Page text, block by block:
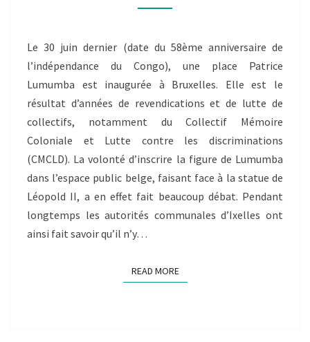
EN
BELGIQUE
AUTOUR
LA
(DÉ)COLONISATION
DU
CONGO
Le 30 juin dernier (date du 58ème anniversaire de
l’indépendance du Congo), une place Patrice
Lumumba est inaugurée à Bruxelles. Elle est le
résultat d’années de revendications et de lutte de
collectifs, notamment du Collectif Mémoire
Coloniale et Lutte contre les discriminations
(CMCLD). La volonté d’inscrire la figure de Lumumba
dans l’espace public belge, faisant face à la statue de
Léopold II, a en effet fait beaucoup débat. Pendant
longtemps les autorités communales d’Ixelles ont
ainsi fait savoir qu’il n’y…
READ MOREREAD MORE